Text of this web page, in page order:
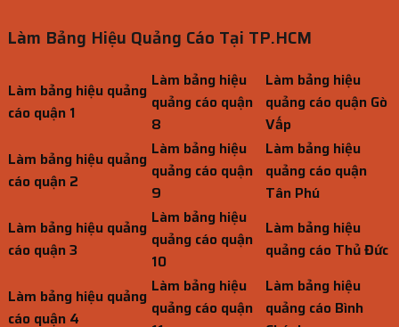
Làm Bảng Hiệu Quảng Cáo Tại TP.HCM
Làm bảng hiệu quảng
cáo quận 1
Làm bảng hiệu
quảng cáo quận
8
Làm bảng hiệu
quảng cáo quận Gò
Vấp
Làm bảng hiệu quảng
cáo quận 2
Làm bảng hiệu
quảng cáo quận
9
Làm bảng hiệu
quảng cáo quận
Tân Phú
Làm bảng hiệu quảng
cáo quận 3
Làm bảng hiệu
quảng cáo quận
10
Làm bảng hiệu
quảng cáo Thủ Đức
Làm bảng hiệu quảng
cáo quận 4
Làm bảng hiệu
quảng cáo quận
Làm bảng hiệu
quảng cáo Bình